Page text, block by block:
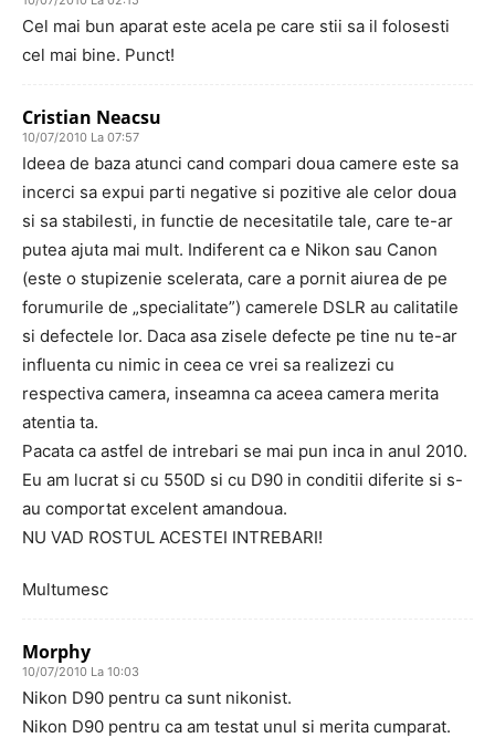
Cel mai bun aparat este acela pe care stii sa il folosesti
cel mai bine. Punct!
Cristian Neacsu
10/07/2010 La 07:57
Ideea de baza atunci cand compari doua camere este sa
incerci sa expui parti negative si pozitive ale celor doua
si sa stabilesti, in functie de necesitatile tale, care te-ar
putea ajuta mai mult. Indiferent ca e Nikon sau Canon
(este o stupizenie scelerata, care a pornit aiurea de pe
forumurile de „specialitate”) camerele DSLR au calitatile
si defectele lor. Daca asa zisele defecte pe tine nu te-ar
influenta cu nimic in ceea ce vrei sa realizezi cu
respectiva camera, inseamna ca aceea camera merita
atentia ta.
Pacata ca astfel de intrebari se mai pun inca in anul 2010.
Eu am lucrat si cu 550D si cu D90 in conditii diferite si s-
au comportat excelent amandoua.
NU VAD ROSTUL ACESTEI INTREBARI!
Multumesc
Morphy
10/07/2010 La 10:03
Nikon D90 pentru ca sunt nikonist.
Nikon D90 pentru ca am testat unul si merita cumparat.